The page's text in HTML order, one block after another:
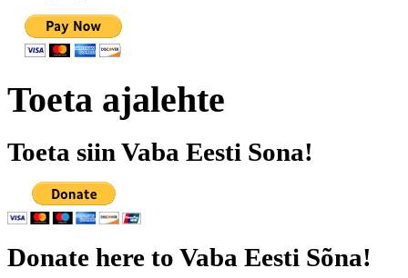
Toeta ajalehte
Toeta siin Vaba Eesti Sona!
Donate here to Vaba Eesti Sõna!